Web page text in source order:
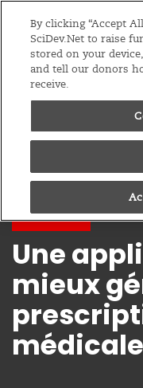
EditionsAfrique
Podcast
Une
mieux
By clicking “Accept
SciDev.Net to raise
stored on your
and tell our donors
receive.